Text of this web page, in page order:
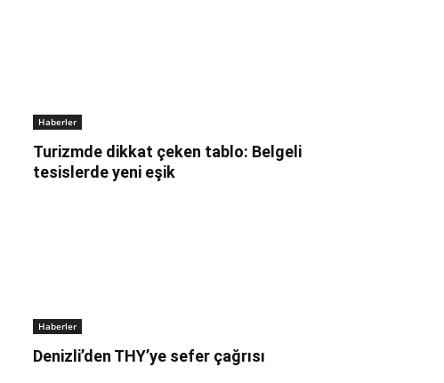
Haberler
Turizmde dikkat çeken tablo: Belgeli
tesislerde yeni eşik
Haberler
Denizli’den THY’ye sefer çağrısı